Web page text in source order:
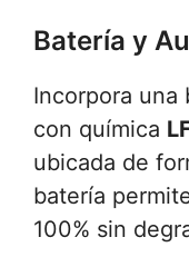
Batería y
Incorpora una
con química
ubicada de
batería
100% sin